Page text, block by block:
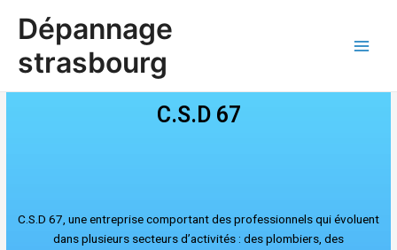
Dépannage
strasbourg
C.S.D 67
C.S.D 67, une entreprise comportant des professionnels qui évoluent
dans plusieurs secteurs d’activités : des plombiers, des